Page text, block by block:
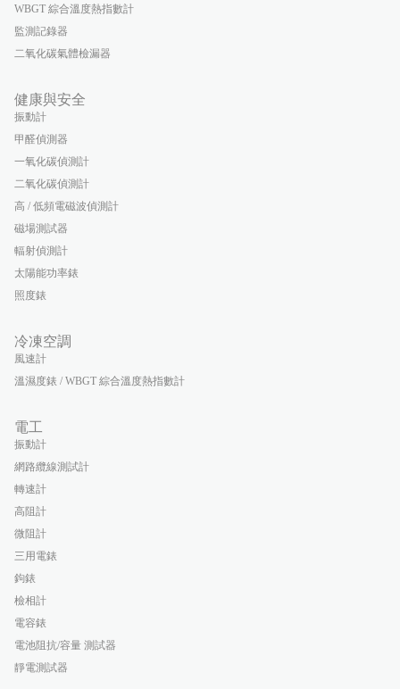
WBGT 綜合溫度熱指數計
監測記錄器
二氧化碳氣體檢漏器
健康與安全
振動計
甲醛偵測器
一氧化碳偵測計
二氧化碳偵測計
高 / 低頻電磁波偵測計
磁場測試器
輻射偵測計
太陽能功率錶
照度錶
冷凍空調
風速計
溫濕度錶 / WBGT 綜合溫度熱指數計
電工
振動計
網路纜線測試計
轉速計
高阻計
微阻計
三用電錶
鉤錶
檢相計
電容錶
電池阻抗/容量 測試器
靜電測試器